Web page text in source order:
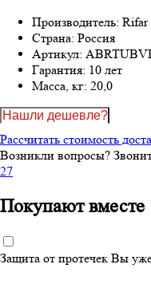
Производитель: Rifar
Страна: Россия
Артикул:
Гарантия: 10 лет
Масса, кг: 20,0
Нашли дешевле?
Рассчитать стоимость
Возникли вопросы?
27
Покупают вместе
Защита от протечек Вы